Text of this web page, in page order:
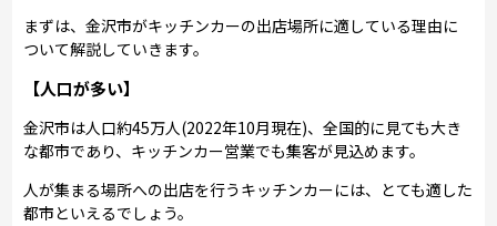
まずは、金沢市がキッチンカーの出店場所に適している理由に
ついて解説していきます。
【人口が多い】
金沢市は人口約45万人(2022年10月現在)、全国的に見ても大き
な都市であり、キッチンカー営業でも集客が見込めます。
人が集まる場所への出店を行うキッチンカーには、とても適した
都市といえるでしょう。